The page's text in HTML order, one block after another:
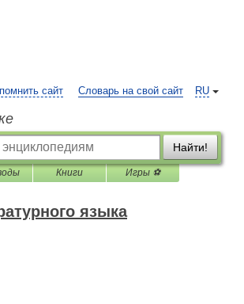
RU
сайт Словарь на свой сайт
Найти!
Книги Игры ⚽
языка